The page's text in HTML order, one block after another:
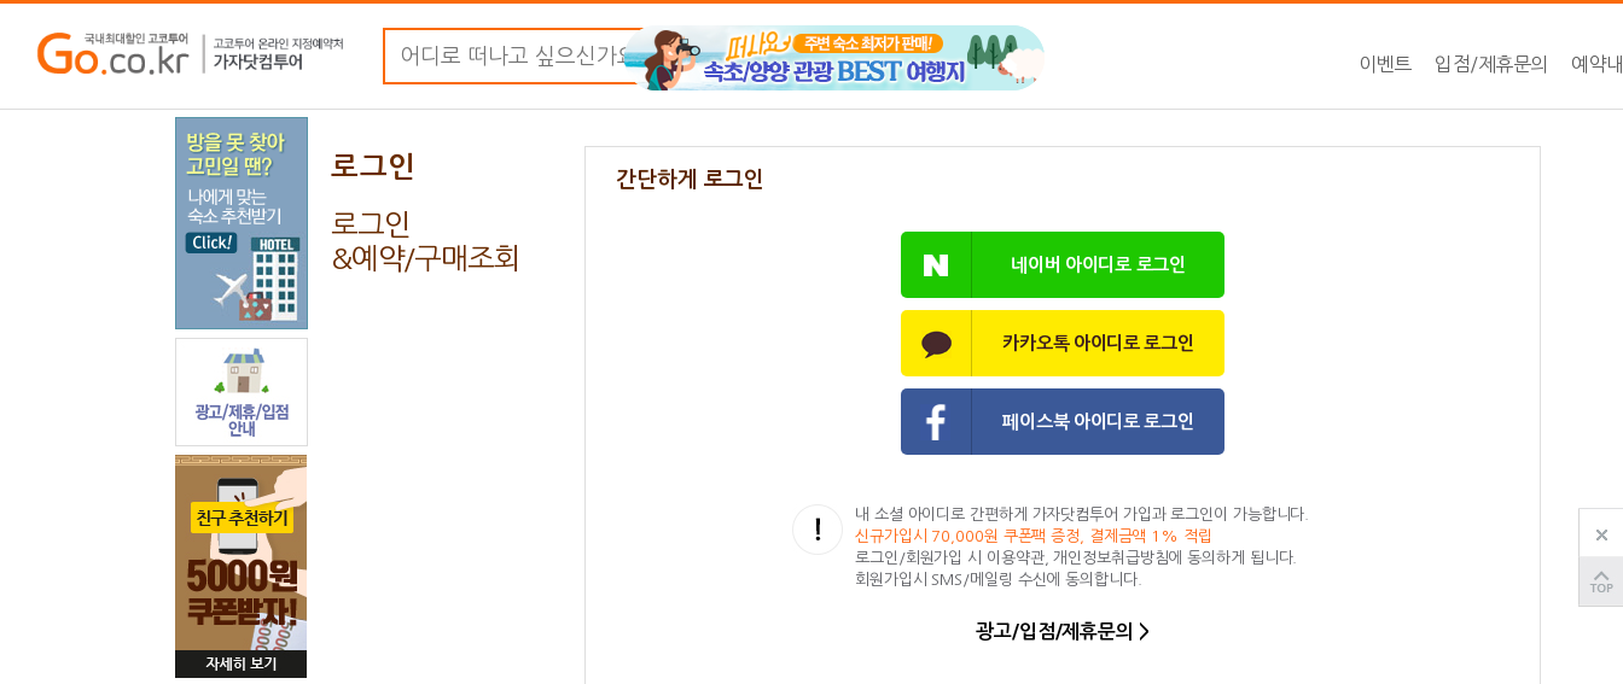
이벤트 입점/제휴문의 예약
로그인
로그인
&예약/구매조회
간단하게 로그인
네이버 아이디로 로그인
카카오톡 아이디로 로그인
페이스북 아이디로 로그인
내 소셜 아이디로 간편하게 가자닷컴투어 가입과 로그인이 가능합니다.
신규가입시 70,000원 쿠폰팩 증정, 결제금액 1% 적립
로그인/회원가입 시 이용약관, 개인정보취급방침에 동의하게 됩니다.
회원가입시 SMS/메일링 수신에 동의합니다.
광고/입점/제휴문의 >